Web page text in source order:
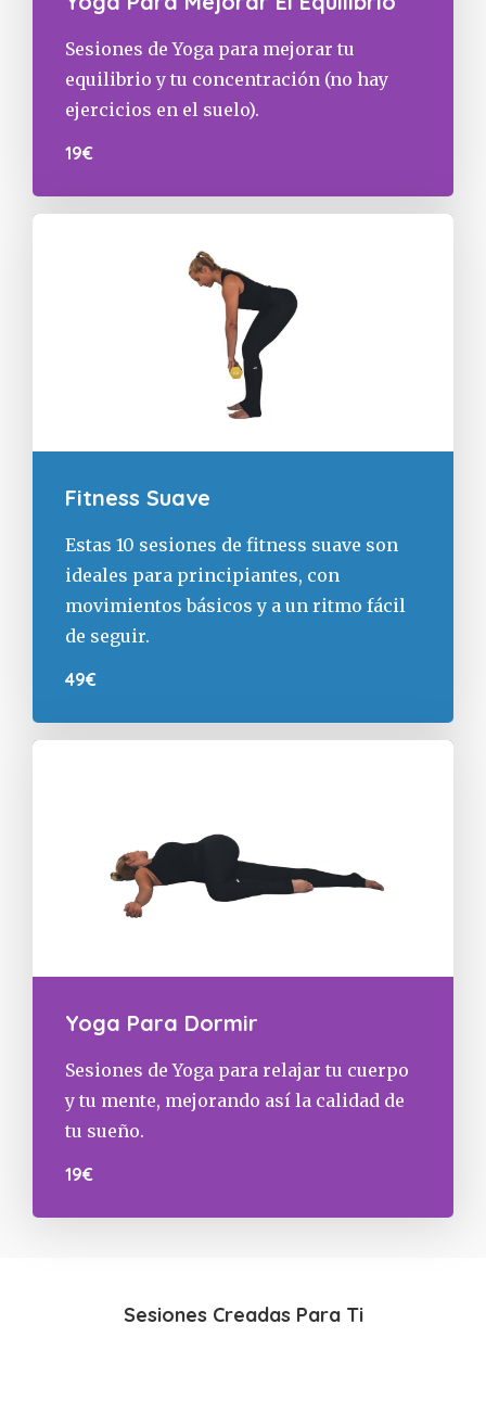
Sesiones de Yoga para mejorar tu
equilibrio y tu concentración (no hay
ejercicios en el suelo).
19€
Fitness Suave
Estas 10 sesiones de fitness suave son
ideales para principiantes, con
movimientos básicos y a un ritmo fácil
de seguir.
49€
Yoga Para Dormir
Sesiones de Yoga para relajar tu cuerpo
y tu mente, mejorando así la calidad de
tu sueño.
19€
Sesiones Creadas Para Ti